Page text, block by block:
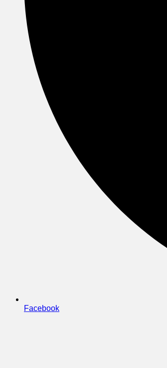
Facebook